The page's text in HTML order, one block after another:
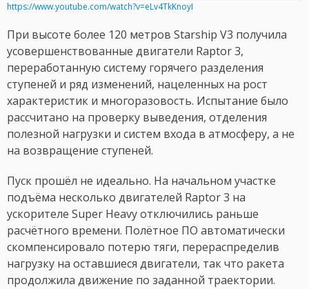
https://www.youtube.com/watch?v=eLv4TkKnoyI
При высоте более 120 метров Starship V3 получила
усовершенствованные двигатели Raptor 3,
переработанную систему горячего разделения
ступеней и ряд изменений, нацеленных на рост
характеристик и многоразовость. Испытание было
рассчитано на проверку выведения, отделения
полезной нагрузки и систем входа в атмосферу, а не
на возвращение ступеней.
Пуск прошёл не идеально. На начальном участке
подъёма несколько двигателей Raptor 3 на
ускорителе Super Heavy отключились раньше
расчётного времени. Полётное ПО автоматически
скомпенсировало потерю тяги, перераспределив
нагрузку на оставшиеся двигатели, так что ракета
продолжила движение по заданной траектории.